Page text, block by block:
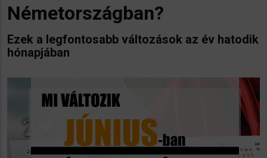
Németországban?
Ezek a legfontosabb változások az év hatodik
hónapjában